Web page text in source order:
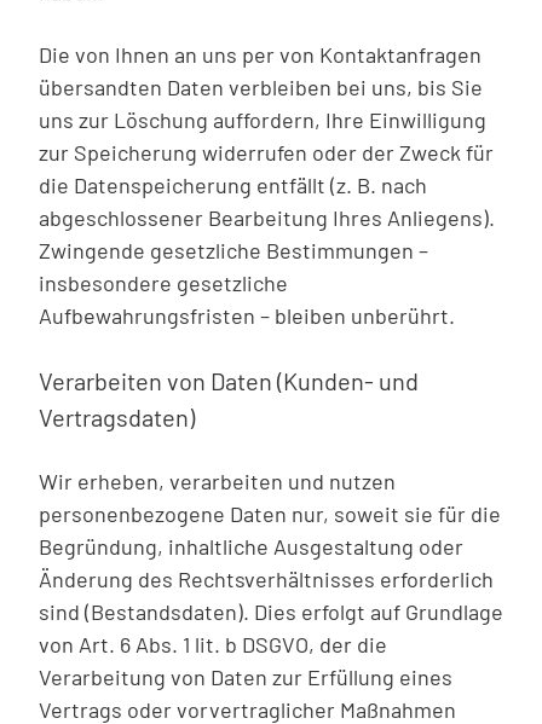
Die von Ihnen an uns per von Kontaktanfragen
übersandten Daten verbleiben bei uns, bis Sie
uns zur Löschung auffordern, Ihre Einwilligung
zur Speicherung widerrufen oder der Zweck für
die Datenspeicherung entfällt (z. B. nach
abgeschlossener Bearbeitung Ihres Anliegens).
Zwingende gesetzliche Bestimmungen –
insbesondere gesetzliche
Aufbewahrungsfristen – bleiben unberührt.
Verarbeiten von Daten (Kunden- und
Vertragsdaten)
Wir erheben, verarbeiten und nutzen
personenbezogene Daten nur, soweit sie für die
Begründung, inhaltliche Ausgestaltung oder
Änderung des Rechtsverhältnisses erforderlich
sind (Bestandsdaten). Dies erfolgt auf Grundlage
von Art. 6 Abs. 1 lit. b DSGVO, der die
Verarbeitung von Daten zur Erfüllung eines
Vertrags oder vorvertraglicher Maßnahmen